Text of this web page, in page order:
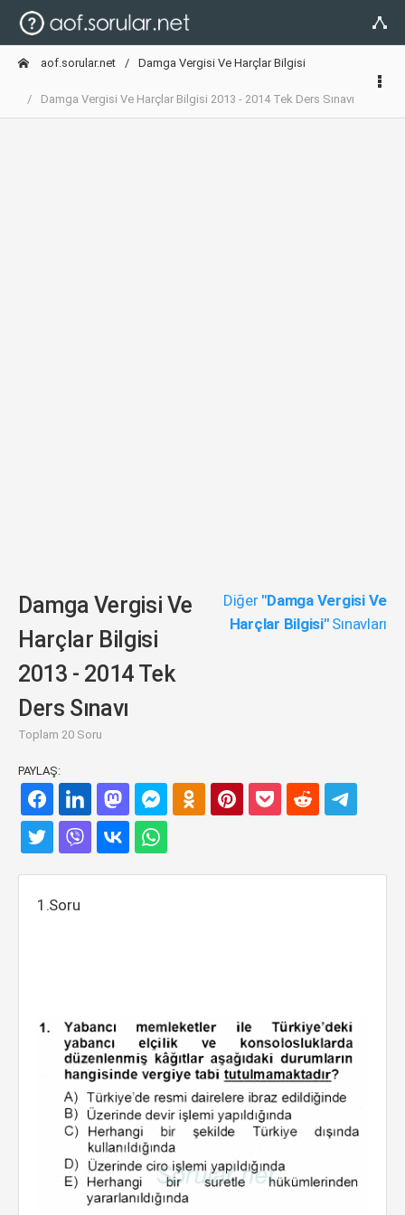
aof.sorular.net Damga Vergisi Ve Harçlar Bilgisi
Damga Vergisi Ve Harçlar Bilgisi 2013 - 2014 Tek Ders Sınavı
Damga Vergisi Ve
Harçlar Bilgisi
2013 - 2014 Tek
Ders Sınavı
Toplam 20 Soru
Diğer "Damga Vergisi Ve
Harçlar Bilgisi"Sınavları
PAYLAŞ:
1.Soru